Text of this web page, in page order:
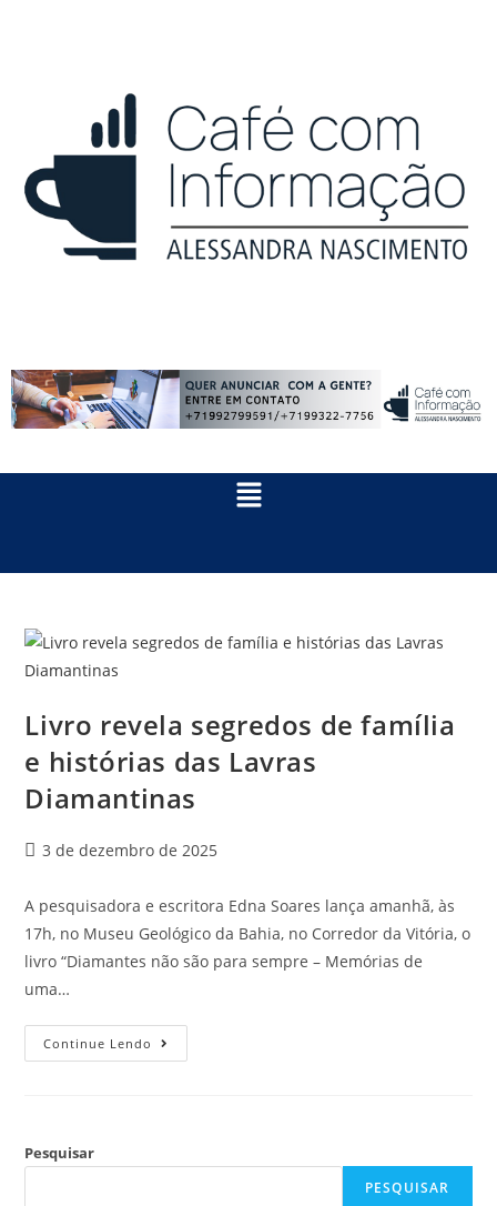
Livro revela segredos de família
e histórias das Lavras
Diamantinas
3 de dezembro de 2025
A pesquisadora e escritora Edna Soares lança amanhã, às
17h, no Museu Geológico da Bahia, no Corredor da Vitória, o
livro “Diamantes não são para sempre – Memórias de
uma…
Continue Lendo
Pesquisar
PESQUISAR